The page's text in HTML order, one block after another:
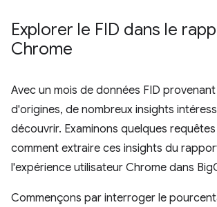
Explorer le FID dans le
Chrome
Avec un mois de données FID
d'origines, de nombreux insights
découvrir. Examinons quelques
comment extraire ces insights du
l'expérience utilisateur Chrome dans
Commençons par interroger le